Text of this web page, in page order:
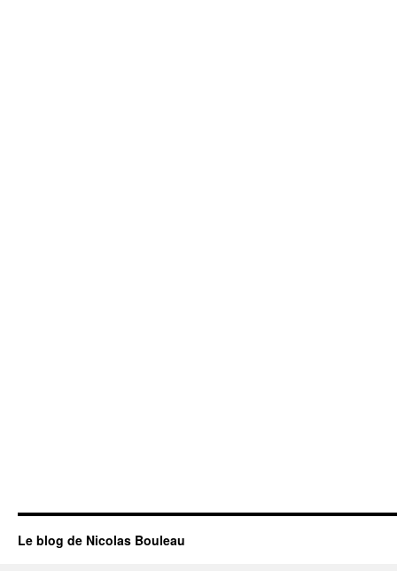
Le blog de Nicolas Bouleau